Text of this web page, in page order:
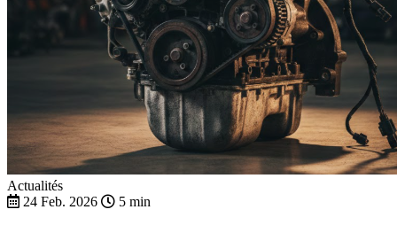
Actualités
24 Feb. 2026
5 min